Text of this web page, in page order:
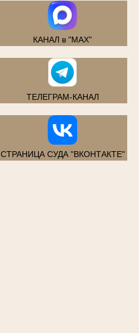
КАНАЛ в "MAX"
ТЕЛЕГРАМ-КАНАЛ
СТРАНИЦА СУДА "ВКОНТАКТЕ"